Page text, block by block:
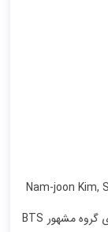
,
داستان این فیلم مستند درباره ی گروه مشهور BTS